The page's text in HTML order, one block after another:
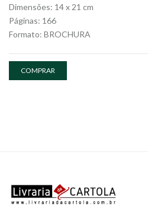
Dimensões: 14 x 21 cm
Páginas: 166
Formato: BROCHURA
COMPRAR